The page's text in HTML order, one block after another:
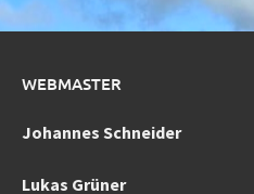
WEBMASTER
Johannes Schneider
Lukas Grüner